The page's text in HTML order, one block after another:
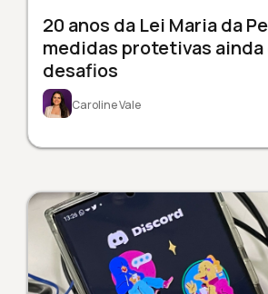
20 anos da Lei Maria da
medidas protetivas
desafios
Caroline Vale